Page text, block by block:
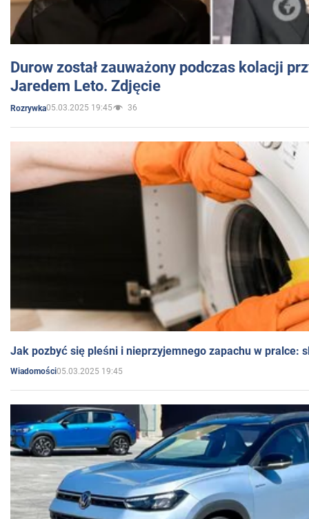
Durow został zauważony podczas kolacji
Jaredem Leto. Zdjęcie
Rozrywka05.03.2025 19:45 36
Jak pozbyć się pleśni i nieprzyjemnego zapachu w pralce:
Wiadomości05.03.2025 19:45